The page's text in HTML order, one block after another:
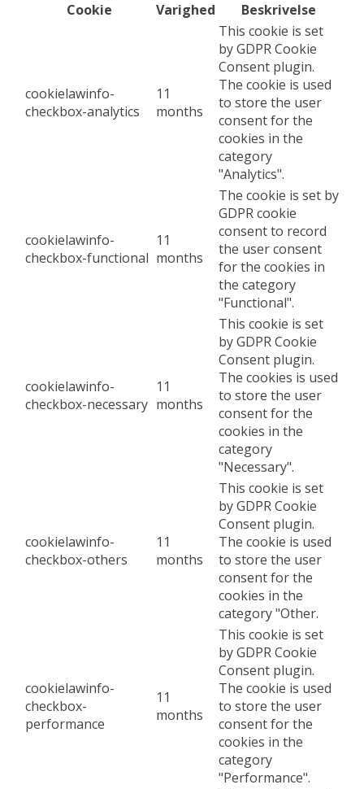
Cookie
Varighed Beskrivelse
cookielawinfo-
checkbox-analytics
11
months
This cookie is set
by GDPR Cookie
Consent plugin.
The cookie is used
to store the user
consent for the
cookies in the
category
"Analytics".
cookielawinfo-
checkbox-functional
11
months
The cookie is set by
GDPR cookie
consent to record
the user consent
for the cookies in
the category
"Functional".
cookielawinfo-
checkbox-necessary
11
months
This cookie is set
by GDPR Cookie
Consent plugin.
The cookies is used
to store the user
consent for the
cookies in the
category
"Necessary".
cookielawinfo-
checkbox-others
11
months
This cookie is set
by GDPR Cookie
Consent plugin.
The cookie is used
to store the user
consent for the
cookies in the
category "Other.
cookielawinfo-
checkbox-
performance
11
months
This cookie is set
by GDPR Cookie
Consent plugin.
The cookie is used
to store the user
consent for the
cookies in the
category
"Performance".